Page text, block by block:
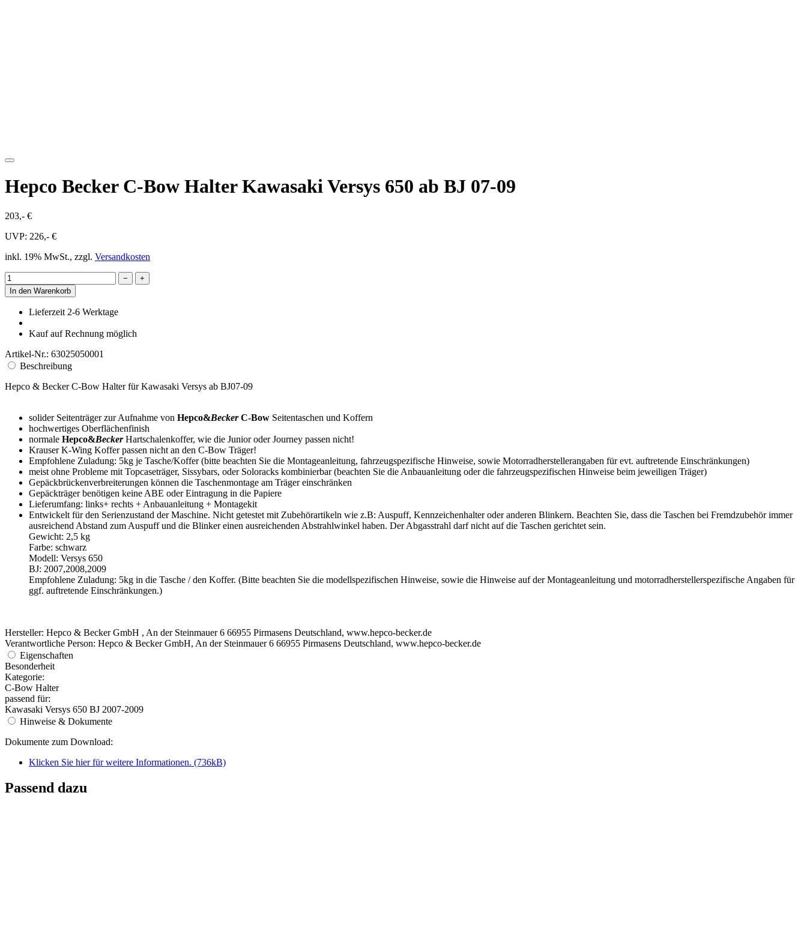
Hepco Becker C-Bow Halter Kawasaki Versys 650 ab BJ 07-09
203,- €
UVP: 226,- €
inkl. 19% MwSt., zzgl. Versandkosten
−
+
In den Warenkorb
Lieferzeit 2-6 Werktage
Kauf auf Rechnung möglich
Artikel-Nr.: 63025050001
Beschreibung
Hepco & Becker C-Bow Halter für Kawasaki Versys ab BJ07-09
solider Seitenträger zur Aufnahme von Hepco&Becker C-Bow Seitentaschen und Koffern
hochwertiges Oberflächenfinish
normale Hepco&BeckerHartschalenkoffer, wie die Junior oder Journey passen nicht!
Krauser K-Wing Koffer passen nicht an den C-Bow Träger!
Empfohlene Zuladung: 5kg je Tasche/Koffer (bitte beachten Sie die Montageanleitung, fahrzeugspezifische Hinweise, sowie Motorradherstellerangaben für evt. auftretende Einschränkungen)
meist ohne Probleme mit Topcaseträger, Sissybars, oder Soloracks kombinierbar (beachten Sie die Anbauanleitung oder die fahrzeugspezifischen Hinweise beim jeweiligen Träger)
Gepäckbrückenverbreiterungen können die Taschenmontage am Träger einschränken
Gepäckträger benötigen keine ABE oder Eintragung in die Papiere
Lieferumfang: links+ rechts + Anbauanleitung + Montagekit
Entwickelt für den Serienzustand der Maschine. Nicht getestet mit Zubehörartikeln wie z.B: Auspuff, Kennzeichenhalter oder anderen Blinkern. Beachten Sie, dass die Taschen bei Fremdzubehör immer
ausreichend Abstand zum Auspuff und die Blinker einen ausreichenden Abstrahlwinkel haben. Der Abgasstrahl darf nicht auf die Taschen gerichtet sein.
Gewicht: 2,5 kg
Farbe: schwarz
Modell: Versys 650
BJ: 2007,2008,2009
Empfohlene Zuladung: 5kg in die Tasche / den Koffer. (Bitte beachten Sie die modellspezifischen Hinweise, sowie die Hinweise auf der Montageanleitung und motorradherstellerspezifische Angaben für
ggf. auftretende Einschränkungen.)
Hersteller: Hepco & Becker GmbH , An der Steinmauer 6 66955 Pirmasens Deutschland, www.hepco-becker.de
Verantwortliche Person: Hepco & Becker GmbH, An der Steinmauer 6 66955 Pirmasens Deutschland, www.hepco-becker.de
Eigenschaften
Besonderheit
Kategorie:
C-Bow Halter
passend für:
Kawasaki Versys 650 BJ 2007-2009
Hinweise & Dokumente
Dokumente zum Download:
Klicken Sie hier für weitere Informationen. (736kB)
Passend dazu